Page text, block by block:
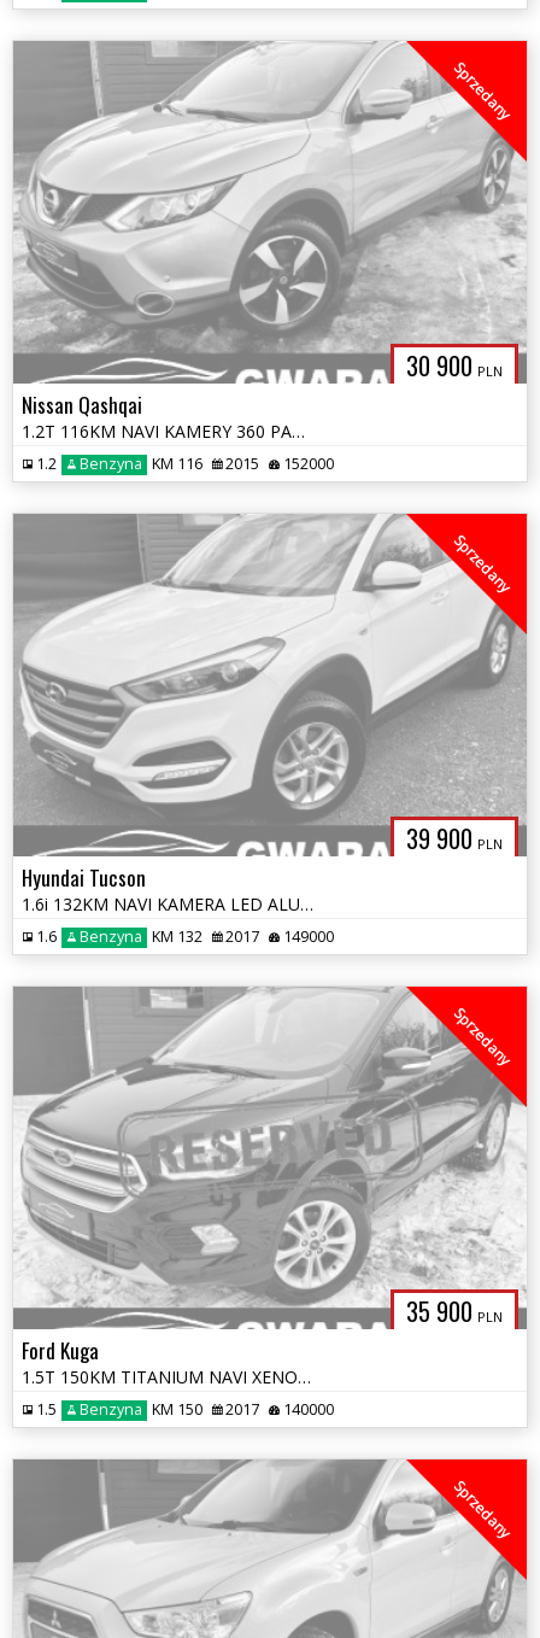
30 900 PLN
Sprzedany
Nissan Qashqai
1.2T 116KM NAVI KAMERY 360 PANORAMA LED ALU 2xPDC Grz.Fotele Opłaty Gw
1.2 Benzyna KM 116 2015 152000
39 900 PLN
Sprzedany
Hyundai Tucson
1.6i 132KM NAVI KAMERA LED ALU Grz.FOTELE KLIMATRONIK 2xPDC OPŁATY
1.6 Benzyna KM 132 2017 149000
35 900 PLN
Sprzedany
Ford Kuga
1.5T 150KM TITANIUM NAVI XENON SKÓRY El.Klapa Grz.Fotele+Kierownica PD
1.5 Benzyna KM 150 2017 140000
Sprzedany